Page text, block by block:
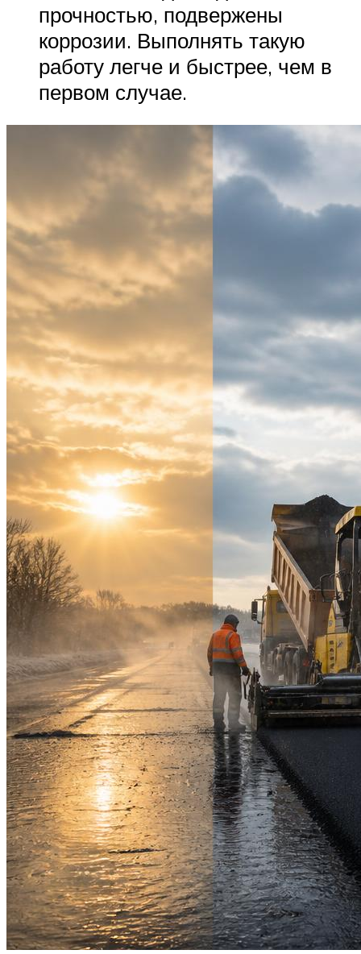
прочностью, подвержены
коррозии. Выполнять такую
работу легче и быстрее, чем в
первом случае.